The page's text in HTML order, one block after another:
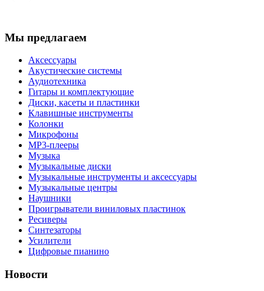
Мы предлагаем
Аксессуары
Акустические системы
Аудиотехника
Гитары и комплектующие
Диски, касеты и пластинки
Клавишные инструменты
Колонки
Микрофоны
МР3-плееры
Музыка
Музыкальные диски
Музыкальные инструменты и аксессуары
Музыкальные центры
Наушники
Проигрыватели виниловых пластинок
Ресиверы
Синтезаторы
Усилители
Цифровые пианино
Новости